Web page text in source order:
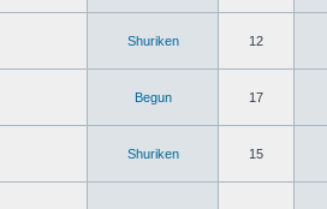
Shuriken 12
Begun 17
Shuriken 15